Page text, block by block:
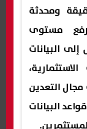
ومحدثة
مستوى
البيانات
التعدين
البيانات